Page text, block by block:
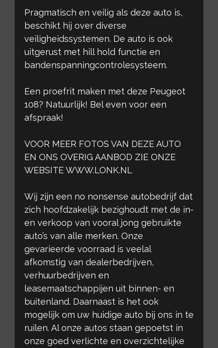
Pragmatisch en veilig als deze auto is,
beschikt hij over diverse
veiligheidssystemen. De auto is ook
uitgerust met hill hold functie en
bandenspanningcontrolesysteem.
Een proefrit maken met deze Peugeot
108? Natuurlijk! Bel even voor een
afspraak!
VOOR MEER FOTOS VAN DEZE AUTO
EN ONS OVERIG AANBOD ZIE ONZE
WEBSITE WWW.LONK.NL
Wij zijn een no nonsense autobedrijf dat
zich hoofdzakelijk bezighoudt met de in-
en verkoop van vooral jong gebruikte
auto’s van alle merken. Onze
gevarieerde voorraad is veelal
afkomstig van dealerbedrijven,
verhuurbedrijven en
leasemaatschappijen uit binnen- en
buitenland. Daarnaast is het ook
mogelijk om uw huidige auto bij ons in te
ruilen. Al onze autos staan gepoetst in
onze goed verlichte en overzichtelijke